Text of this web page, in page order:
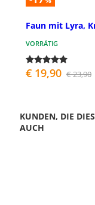
Faun mit Lyra,
VORRÄTIG
€ 19,90 € 23,90
KUNDEN, DIE
AUCH